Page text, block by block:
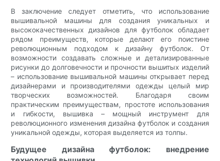
В заключение следует отметить, что использование
вышивальной машины для создания уникальных и
высококачественных дизайнов для футболок обладает
рядом преимуществ, которые делают его поистине
революционным подходом к дизайну футболок. От
возможности создавать сложные и детализированные
рисунки до долговечности и прочности вышитых изделий
– использование вышивальной машины открывает перед
дизайнерами и производителями одежды целый мир
творческих возможностей. Благодаря своим
практическим преимуществам, простоте использования
и гибкости, вышивка – мощный инструмент для
революционного изменения дизайна футболок и создания
уникальной одежды, которая выделяется из толпы.
Будущее дизайна футболок: внедрение